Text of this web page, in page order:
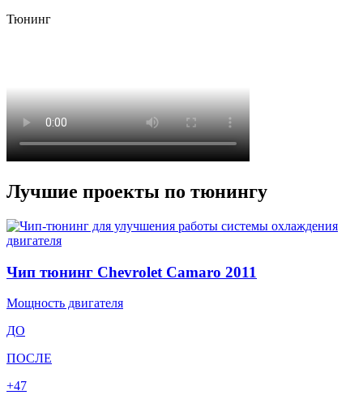
Тюнинг
Лучшие проекты по тюнингу
Чип тюнинг Chevrolet Camaro 2011
Мощность двигателя
ДО
ПОСЛЕ
+47